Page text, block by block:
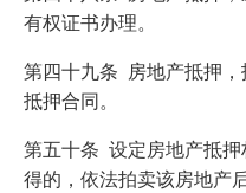
有权证书办理。
第四十九条 房地产抵押
抵押合同。
第五十条 设定房地产抵
得的，依法拍卖该房地产